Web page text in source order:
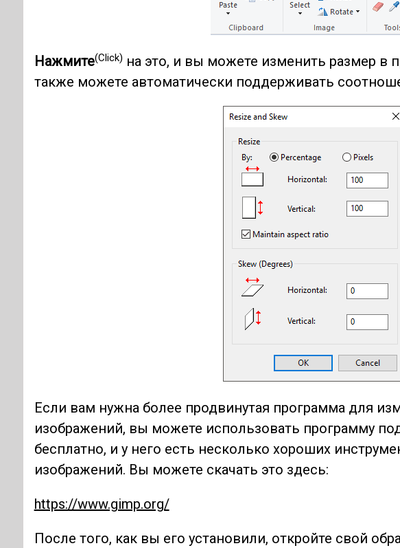
Нажмите(Click) на это, и вы можете изменить размер в
также можете автоматически поддерживать
Если вам нужна более продвинутая программа для
изображений, вы можете использовать программу
бесплатно, и у него есть несколько хороших
изображений. Вы можете скачать это здесь:
https://www.gimp.org/
После того, как вы его установили, откройте свой